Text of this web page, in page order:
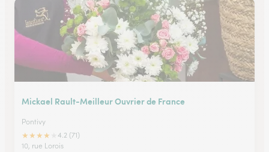
Mickael Rault-Meilleur Ouvrier de France
Pontivy
★★★★
4.2 (71)
10, rue Lorois